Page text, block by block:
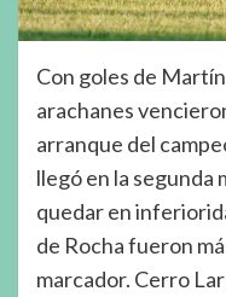
Con goles de
arachanes
arranque del
llegó en la segunda
quedar en
de Rocha fueron
marcador. Cerro